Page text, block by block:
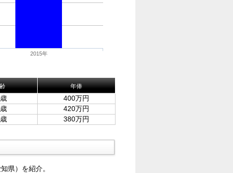
2015年
年俸
400万円
420万円
380万円
県）を紹介。